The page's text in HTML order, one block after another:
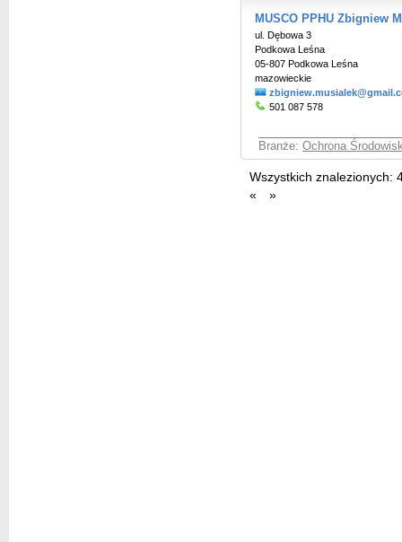
MUSCO PPHU Zbigniew
ul. Dębowa 3
Podkowa Leśna
05-807 Podkowa Leśna
mazowieckie
501 087 578
Branże: Ochrona
Wszystkich znalezionych:
«
»